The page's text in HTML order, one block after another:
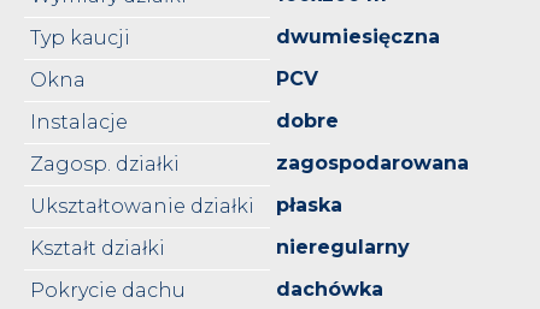
Typ kaucji
dwumiesięczna
Okna
PCV
Instalacje
dobre
Zagosp. działki
zagospodarowana
Ukształtowanie działki
płaska
Kształt działki
nieregularny
Pokrycie dachu
dachówka